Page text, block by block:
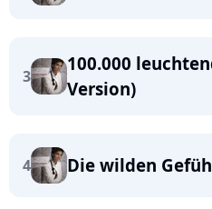
3
100.000
Version)
4 Die wilden